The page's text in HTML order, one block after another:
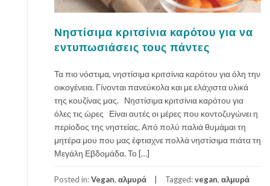
Νηστίσιμα κριτσίνια καρότου για να
εντυπωσιάσεις τους πάντες
Τα πιο νόστιμα, νηστίσιμα κριτσίνια καρότου για όλη την
οικογένεια. Γίνονται πανεύκολα και με ελάχιστα υλικά
της κουζίνας μας. Νηστίσιμα κριτσίνια καρότου για
όλες τις ώρες Είναι αυτές οι μέρες που κοντοζυγώνει η
περίοδος της νηστείας. Από πολύ παλιά θυμάμαι τη
μητέρα μου που μας έφτιαχνε πολλά νηστίσιμα πιάτα τη
Μεγάλη Εβδομάδα. Το […]
Posted in:Vegan, αλμυρά Tagged:vegan, αλμυρά